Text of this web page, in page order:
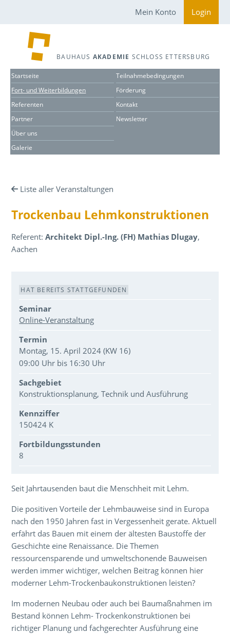
Mein Konto Login
BAUHAUS AKADEMIE SCHLOSS ETTERSBURG
Startseite
Fort- und Weiterbildungen
Referenten
Partner
Über uns
Galerie
Teilnahmebedingungen
Förderung
Kontakt
Newsletter
Liste aller Veranstaltungen
Trockenbau Lehmkonstruktionen
Referent:Architekt Dipl.-Ing. (FH) Mathias Dlugay,
Aachen
Veranstaltungsdaten
HAT BEREITS STATTGEFUNDEN
Seminar
Online-Veranstaltung
Termin
Montag, 15. April 2024 (KW 16)
09:00 Uhr bis 16:30 Uhr
Sachgebiet
Konstruktionsplanung, Technik und Ausführung
Kennziffer
150424 K
Fortbildungsstunden
8
Über den Inhalt der Veranstaltung
Seit Jahrtausenden baut die Menschheit mit Lehm.
Die positiven Vorteile der Lehmbauweise sind in Europa
nach den 1950 Jahren fast in Vergessenheit gerate. Aktuell
erfährt das Bauen mit einem der ältesten Baustoffe der
Geschichte eine Renaissance. Die Themen
ressourcensparende und umweltschonende Bauweisen
werden immer wichtiger, welchen Beitrag können hier
moderner Lehm-Trockenbaukonstruktionen leisten?
Im modernen Neubau oder auch bei Baumaßnahmen im
Bestand können Lehm- Trockenkonstruktionen bei
richtiger Planung und fachgerechter Ausführung eine